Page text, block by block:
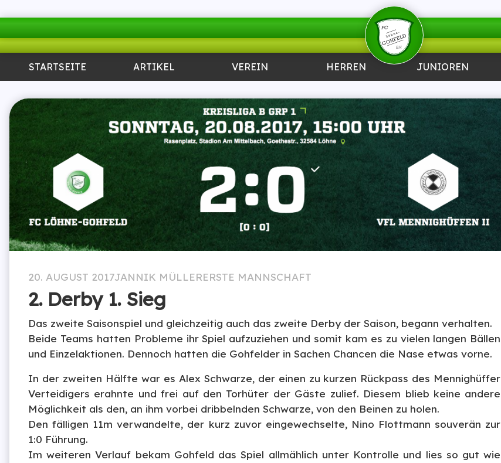
STARTSEITE ARTIKEL VEREIN HERREN JUNIOREN
20. AUGUST 2017JANNIK MÜLLERERSTE MANNSCHAFT
2. Derby 1. Sieg
Das zweite Saisonspiel und gleichzeitig auch das zweite Derby der Saison, begann verhalten.
Beide Teams hatten Probleme ihr Spiel aufzuziehen und somit kam es zu vielen langen Bällen
und Einzelaktionen. Dennoch hatten die Gohfelder in Sachen Chancen die Nase etwas vorne.
In der zweiten Hälfte war es Alex Schwarze, der einen zu kurzen Rückpass des Mennighüffer
Verteidigers erahnte und frei auf den Torhüter der Gäste zulief. Diesem blieb keine andere
Möglichkeit als den, an ihm vorbei dribbelnden Schwarze, von den Beinen zu holen.
Den fälligen 11m verwandelte, der kurz zuvor eingewechselte, Nino Flottmann souverän zur
1:0 Führung.
Im weiteren Verlauf bekam Gohfeld das Spiel allmählich unter Kontrolle und lies so gut wie